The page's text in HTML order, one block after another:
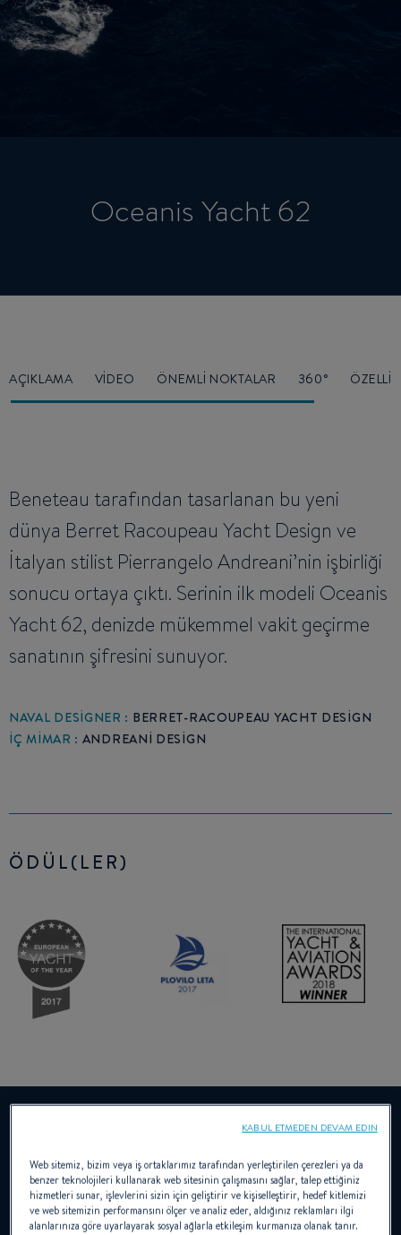
Oceanis Yacht 62
AÇIKLAMA VIDEO ÖNEMLI NOKTALAR 360°
Beneteau tarafından tasarlanan bu yeni
dünya Berret Racoupeau Yacht Design ve
İtalyan stilist Pierrangelo Andreani’nin işbirliği
sonucu ortaya çıktı. Serinin ilk modeli Oceanis
Yacht 62, denizde mükemmel vakit geçirme
sanatının şifresini sunuyor.
NAVAL DESIGNER : BERRET-RACOUPEAU YACHT DESIGN
İÇ MIMAR : ANDREANI DESIGN
ÖDÜL(LER)
Bu videoyu izlemek için öncelikle sitemizde işlevsellik
çerezlerinin kullanımına izin vermelisiniz.
Çerezleri Yönet
Web sitemiz, bizim veya iş ortaklarımız tarafından yerleştirilen çerezleri ya da
benzer teknolojileri kullanarak web sitesinin çalışmasını sağlar, talep ettiğiniz
hizmetleri sunar, işlevlerini sizin için geliştirir ve kişiselleştirir, hedef kitlemizi
ve web sitemizin performansını ölçer ve analiz eder, aldığınız reklamları ilgi
alanlarınıza göre uyarlayarak sosyal ağlarla etkileşim kurmanıza olanak tanır.
KABUL ETMEDEN DEVAM EDIN